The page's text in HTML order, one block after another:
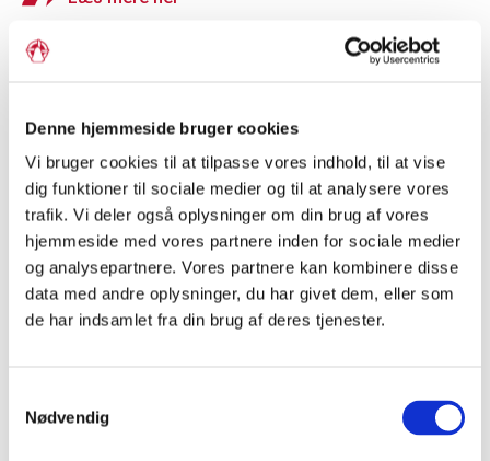
Denne hjemmeside bruger cookies
Vi bruger cookies til at tilpasse vores indhold, til at vise
dig funktioner til sociale medier og til at analysere vores
trafik. Vi deler også oplysninger om din brug af vores
hjemmeside med vores partnere inden for sociale medier
og analysepartnere. Vores partnere kan kombinere disse
data med andre oplysninger, du har givet dem, eller som
de har indsamlet fra din brug af deres tjenester.
Nødvendig
ambassadørkorps